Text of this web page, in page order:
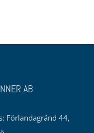
AB
Förlandagränd 44,